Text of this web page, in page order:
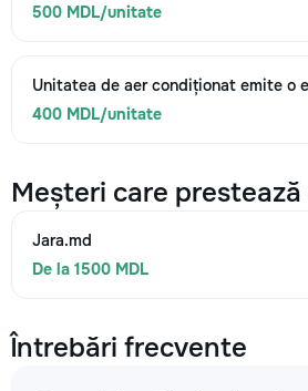
500 MDL/unitate
Unitatea de aer condiționat emite o
400 MDL/unitate
Meșteri care
Jara.md
De la 1500 MDL
Întrebări frecvente